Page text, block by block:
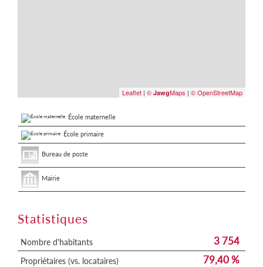
Leaflet | © JawgMaps | © OpenStreetMap
École maternelle
École primaire
Bureau de poste
Mairie
Statistiques
Nombre d'habitants 3 754
Propriétaires (vs. locataires) 79,40 %